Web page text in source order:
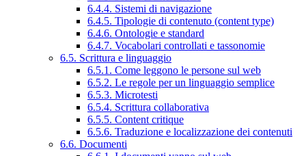
6.4.4. Sistemi di navigazione
6.4.5. Tipologie di contenuto (content type)
6.4.6. Ontologie e standard
6.4.7. Vocabolari controllati e tassonomie
6.5. Scrittura e linguaggio
6.5.1. Come leggono le persone sul web
6.5.2. Le regole per un linguaggio semplice
6.5.3. Microtesti
6.5.4. Scrittura collaborativa
6.5.5. Content critique
6.5.6. Traduzione e localizzazione dei contenuti
6.6. Documenti